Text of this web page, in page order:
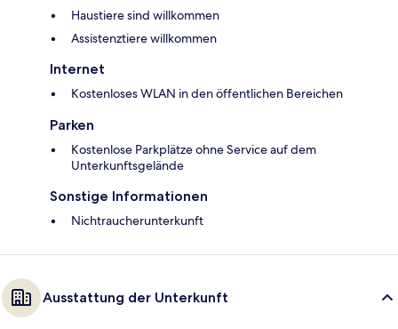
Haustiere sind willkommen
Assistenztiere willkommen
Internet
Kostenloses WLAN in den öffentlichen Bereichen
Parken
Kostenlose Parkplätze ohne Service auf dem
Unterkunftsgelände
Sonstige Informationen
Nichtraucherunterkunft
Ausstattung der Unterkunft